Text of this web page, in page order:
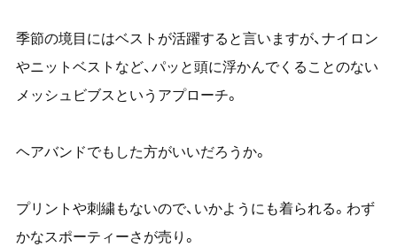
季節の境目にはベストが活躍すると言いますが、ナイロン
やニットベストなど、パッと頭に浮かんでくることのない
メッシュビブスというアプローチ。
ヘアバンドでもした方がいいだろうか。
プリントや刺繍もないので、いかようにも着られる。わず
かなスポーティーさが売り。